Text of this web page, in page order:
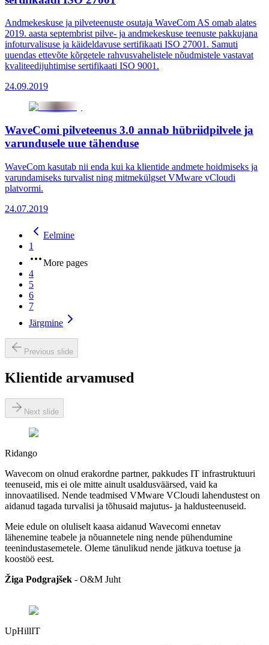
Andmekeskuse ja pilveteenuste osutaja WaveCom AS omab alates
2019. aasta septembrist pilve- ja andmekeskuse teenuste pakkujana
infoturvalisuse ja käideldavuse sertifikaati ISO 27001. Samuti
uuendas ettevõte kõrgetele rahvusvahelistele nõudmistele vastavat
kvaliteedijuhtimise sertifikaati ISO 9001.
24.09.2019
WaveComi pilveteenus 3.0 annab hübriidpilvele ja
varundusele uue tähenduse
WaveCom kasutab nii enda kui ka klientide andmete hoidmiseks ja
varundamiseks turvalist ning mitmekülgset VMware vCloudi
platvormi.
24.07.2019
Eelmine
1
More pages
4
5
6
7
Järgmine
Previous slide
Klientide arvamused
Next slide
Ridango
Wavecom on olnud erakordne partner, pakkudes IT infrastruktuuri
teenuseid, mis ei ole mitte ainult usaldusväärsed, vaid ka
innovaatilised. Nende teadmised VMware VCloudi lahendustest on
aidanud tagada turvalisi ja tõhusaid majutus- ja haldusteenuseid.
Meie edule on oluliselt kaasa aidanud Wavecomi ennetav
lähenemine teabele ja nõuannetele ning nende pühendumine
teenindustasemetele. Oleme tänulikud nende jätkuva toetuse ja
koostöö eest.
Žiga Podgrajšek - O&M Juht
UpHillIT